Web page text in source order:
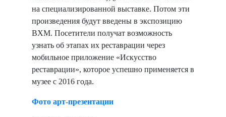
на специализированной выставке. Потом эти
произведения будут введены в экспозицию
ВХМ. Посетители получат возможность
узнать об этапах их реставрации через
мобильное приложение «Искусство
реставрации», которое успешно применяется в
музее с 2016 года.
Фото арт-презентации